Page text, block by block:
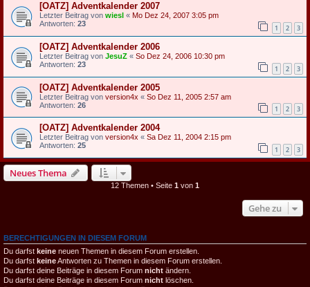
[OATZ] Adventkalender 2007
Letzter Beitrag von wiesl « Mo Dez 24, 2007 3:05 pm
Antworten: 23 1 2 3
[OATZ] Adventkalender 2006
Letzter Beitrag von JesuZ « So Dez 24, 2006 10:30 pm
Antworten: 23 1 2 3
[OATZ] Adventkalender 2005
Letzter Beitrag von version4x « So Dez 11, 2005 2:57 am
Antworten: 26 1 2 3
[OATZ] Adventkalender 2004
Letzter Beitrag von version4x « Sa Dez 11, 2004 2:15 pm
Antworten: 25 1 2 3
Neues Thema
12 Themen • Seite 1 von 1
Gehe zu
BERECHTIGUNGEN IN DIESEM FORUM
Du darfst keine neuen Themen in diesem Forum erstellen.
Du darfst keineAntworten zu Themen in diesem Forum erstellen.
Du darfst deine Beiträge in diesem Forum nicht ändern.
Du darfst deine Beiträge in diesem Forum nicht löschen.